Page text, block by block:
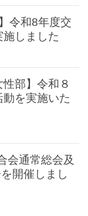
令和8年度交
しました
性部】令和８
を実施いた
会通常総会及
開催しまし